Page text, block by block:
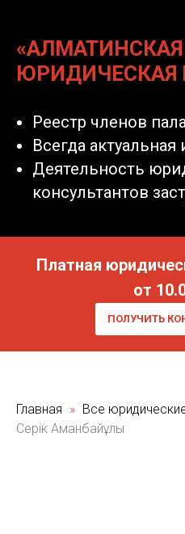
«АЛМАТИНСКАЯ
ЮРИДИЧЕСКАЯ
Реестр членов
Всегда
Деятельность
консультантов
Платная
от
ПОЛУЧИТЬ
Главная Все
Серік Аманбайұлы